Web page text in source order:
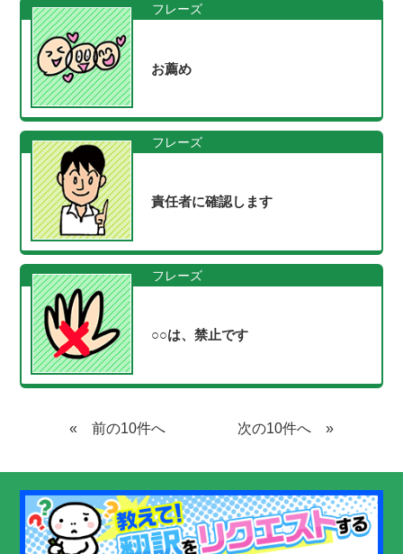
フレーズ
お薦め
フレーズ
責任者に確認します
フレーズ
○○は、禁止です
« »